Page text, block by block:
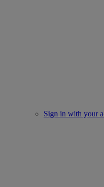
Sign in with your